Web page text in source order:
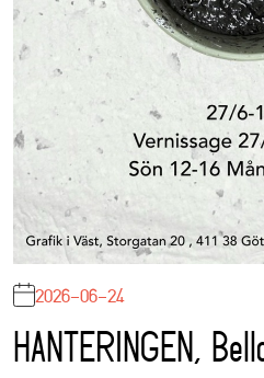
2026-06-24
HANTERINGEN,